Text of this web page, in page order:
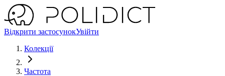
Відкрити застосунокУвійти
Колекції
Частота